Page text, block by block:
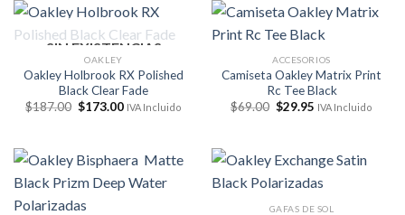
SIN EXISTENCIAS
OAKLEY
Oakley Holbrook RX Polished
Black Clear Fade
$187.00 El
$187.00.
$173.00El
$173.00.
IVA Incluido
ACCESORIOS
Camiseta Oakley Matrix Print
Rc Tee Black
$69.00 El
$69.00.
$29.95 El
$29.95.
IVA Incluido
GAFAS DE SOL